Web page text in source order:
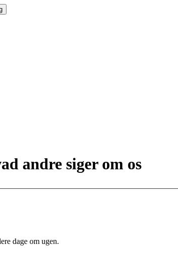
andre siger om os
dage om ugen.